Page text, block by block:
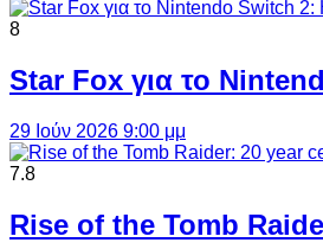
8
Star Fox για το
29 Ιούν 2026 9:00 μμ
7.8
Rise of the Tomb